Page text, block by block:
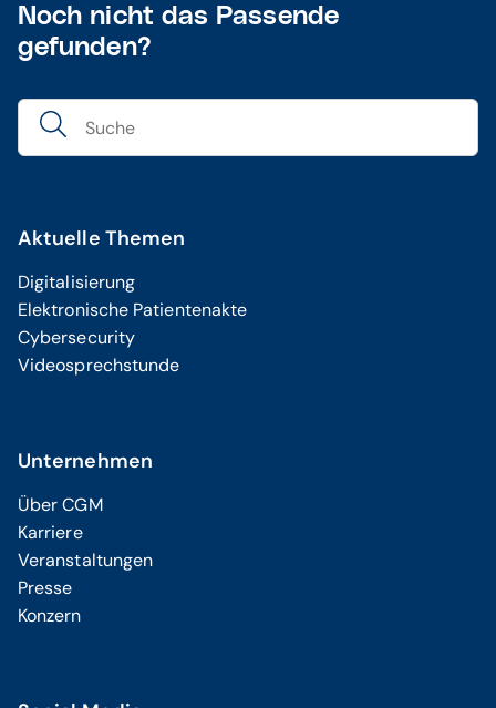
Noch nicht das Passende
gefunden?
Aktuelle Themen
Digitalisierung
Elektronische Patientenakte
Cybersecurity
Videosprechstunde
Unternehmen
Über CGM
Karriere
Veranstaltungen
Presse
Konzern